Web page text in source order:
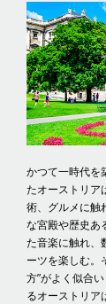
かつて一時代を
たオーストリア
術、グルメに触
な宮殿や歴史あ
た音楽に触れ、
ーツを楽しむ。
方”がよく似合
るオーストリア